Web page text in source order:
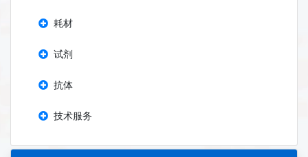
耗材
试剂
抗体
技术服务